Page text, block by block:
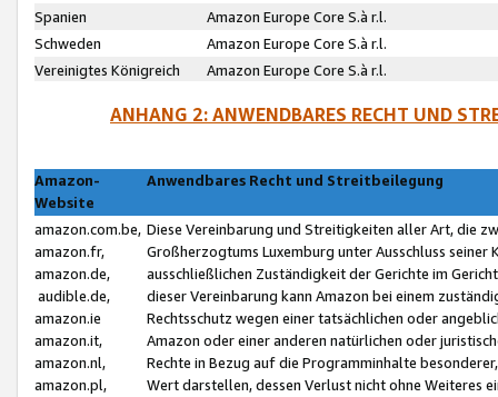
Spanien
Amazon Europe Core S.à r.l.
Schweden
Amazon Europe Core S.à r.l.
Vereinigtes Königreich
Amazon Europe Core S.à r.l.
ANHANG 2: ANWENDBARES RECHT UND
Amazon-
Website
Anwendbares Recht und Streitbeilegung
amazon.com.be,
amazon.fr,
amazon.de,
audible.de,
amazon.ie
amazon.it,
amazon.nl,
amazon.pl,
Diese Vereinbarung und Streitigkeiten aller Art, die
Großherzogtums Luxemburg unter Ausschluss
ausschließlichen Zuständigkeit der Gerichte im
dieser Vereinbarung kann Amazon bei einem
Rechtsschutz wegen einer tatsächlichen oder
Amazon oder einer anderen natürlichen oder
Rechte in Bezug auf die Programminhalte
Wert darstellen, dessen Verlust nicht ohne Weiteres